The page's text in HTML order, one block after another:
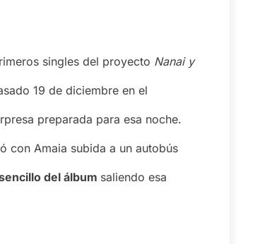
singles del proyecto Nanai y
19 de diciembre en el
preparada para esa noche.
con Amaia subida a un autobús
del álbum saliendo esa